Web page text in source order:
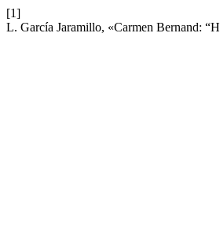
[1]
L. García Jaramillo, «Carmen Bernand: